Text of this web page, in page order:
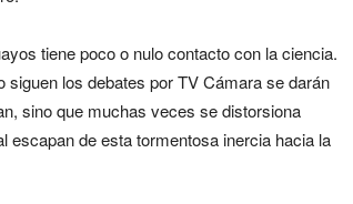
tiene poco o nulo contacto con la ciencia.
los debates por TV Cámara se darán
sino que muchas veces se distorsiona
escapan de esta tormentosa inercia hacia la